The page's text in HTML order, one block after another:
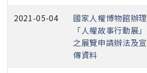
2021-05-04
國家人權博物館辦理
「人權故事行動展」
之展覽申請辦法及宣
傳資料